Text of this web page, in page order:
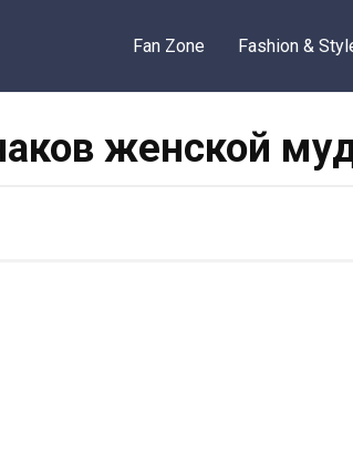
Fan Zone Fashion &
женской